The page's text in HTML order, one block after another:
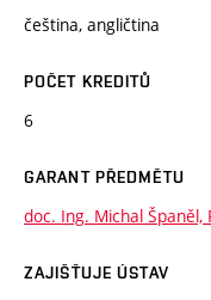
čeština, angličtina
POČET KREDITŮ
6
GARANT PŘEDMĚTU
doc. Ing. Michal Španěl,
ZAJIŠŤUJE ÚSTAV